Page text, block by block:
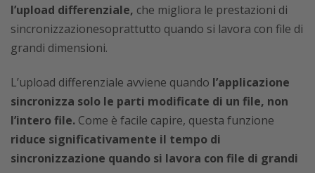
l’upload differenziale, che migliora le prestazioni di
sincronizzazionesoprattutto quando si lavora con file di
grandi dimensioni.
L’upload differenziale avviene quando l’applicazione
sincronizza solo le parti modificate di un file, non
l’intero file. Come è facile capire, questa funzione
riduce significativamente il tempo di
sincronizzazione quando si lavora con file di grandi